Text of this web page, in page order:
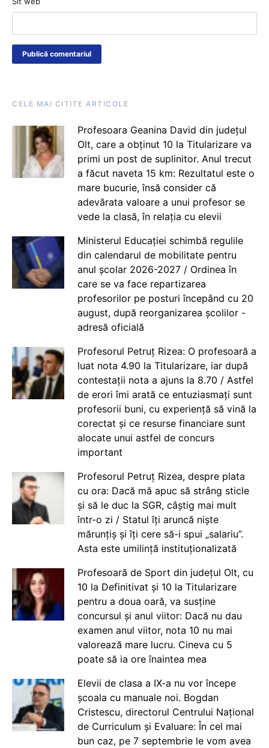
CELE MAI CITITE ARTICOLE
Profesoara Geanina David din județul
Olt, care a obținut 10 la Titularizare va
primi un post de suplinitor. Anul trecut
a făcut naveta 15 km: Rezultatul este o
mare bucurie, însă consider că
adevărata valoare a unui profesor se
vede la clasă, în relația cu elevii
Ministerul Educației schimbă regulile
din calendarul de mobilitate pentru
anul școlar 2026-2027 / Ordinea în
care se va face repartizarea
profesorilor pe posturi începând cu 20
august, după reorganizarea școlilor -
adresă oficială
Profesorul Petruț Rizea: O profesoară a
luat nota 4.90 la Titularizare, iar după
contestații nota a ajuns la 8.70 / Astfel
de erori îmi arată ce entuziasmați sunt
profesorii buni, cu experiență să vină la
corectat și ce resurse financiare sunt
alocate unui astfel de concurs
important
Profesorul Petruț Rizea, despre plata
cu ora: Dacă mă apuc să strâng sticle
și să le duc la SGR, câștig mai mult
într-o zi / Statul îți aruncă niște
mărunțiș și îți cere să-i spui „salariu”.
Asta este umilință instituționalizată
Profesoară de Sport din județul Olt, cu
10 la Definitivat și 10 la Titularizare
pentru a doua oară, va susține
concursul și anul viitor: Dacă nu dau
examen anul viitor, nota 10 nu mai
valorează mare lucru. Cineva cu 5
poate să ia ore înaintea mea
Elevii de clasa a IX-a nu vor începe
școala cu manuale noi. Bogdan
Cristescu, directorul Centrului Național
de Curriculum și Evaluare: În cel mai
bun caz, pe 7 septembrie le vom avea